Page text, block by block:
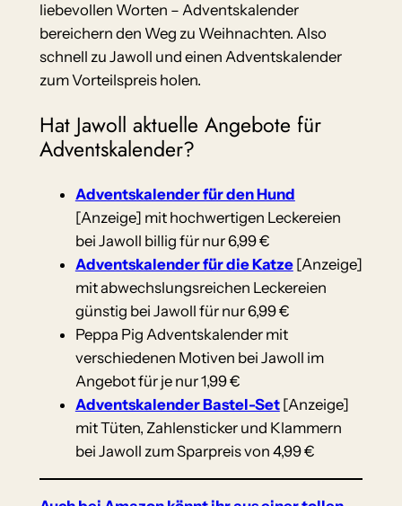
liebevollen Worten – Adventskalender
bereichern den Weg zu Weihnachten. Also
schnell zu Jawoll und einen Adventskalender
zum Vorteilspreis holen.
Hat Jawoll aktuelle Angebote für
Adventskalender?
Adventskalender für den Hund
[Anzeige] mit hochwertigen Leckereien
bei Jawoll billig für nur 6,99 €
Adventskalender für die Katze[Anzeige]
mit abwechslungsreichen Leckereien
günstig bei Jawoll für nur 6,99 €
Peppa Pig Adventskalender mit
verschiedenen Motiven bei Jawoll im
Angebot für je nur 1,99 €
Adventskalender Bastel-Set[Anzeige]
mit Tüten, Zahlensticker und Klammern
bei Jawoll zum Sparpreis von 4,99 €